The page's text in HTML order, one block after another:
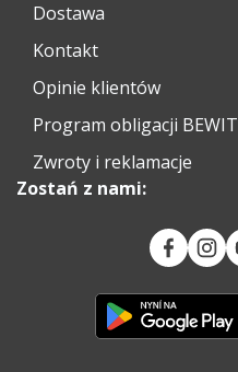
Dostawa
Kontakt
Opinie klientów
Program obligacji BEWIT
Zwroty i reklamacje
Zostań z nami: